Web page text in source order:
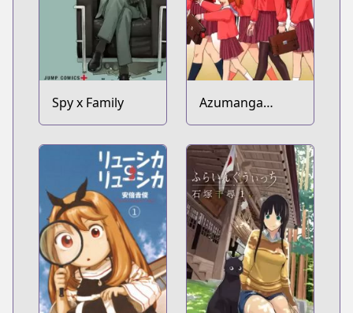
Spy x Family
Azumanga
Daioh